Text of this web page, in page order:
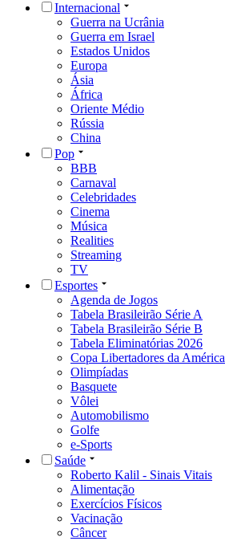
Internacional
Guerra na Ucrânia
Guerra em Israel
Estados Unidos
Europa
Ásia
África
Oriente Médio
Rússia
China
Pop
BBB
Carnaval
Celebridades
Cinema
Música
Realities
Streaming
TV
Esportes
Agenda de Jogos
Tabela Brasileirão Série A
Tabela Brasileirão Série B
Tabela Eliminatórias 2026
Copa Libertadores da América
Olimpíadas
Basquete
Vôlei
Automobilismo
Golfe
e-Sports
Saúde
Roberto Kalil - Sinais Vitais
Alimentação
Exercícios Físicos
Vacinação
Câncer